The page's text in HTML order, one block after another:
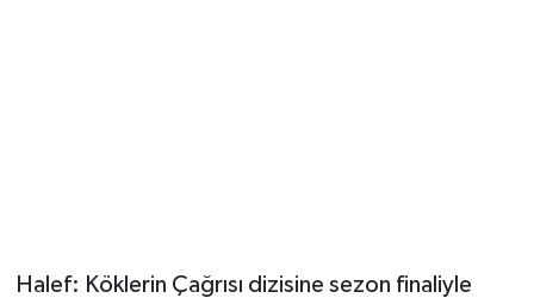
Halef: Köklerin Çağrısı dizisine sezon finaliyle